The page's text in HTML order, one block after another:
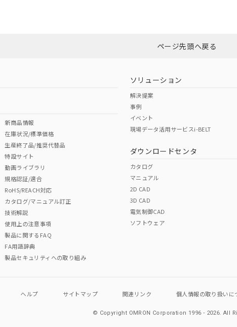
ダウンロードはこちら
Cr(VI)
であっても、流通在庫等で未対応品が混在する可能性があります。
しくは販売店へお問い合わせください。
ページ先頭へ戻る
新商品情報
在庫状況/標準価格
生産終了品/推奨代替品
特設サイト
動画ライブラリ
規格認証/適合
RoHS/REACH対応
カタログ/マニュアル訂正
技術解説
使用上の注意事項
製品に関するFAQ
FA用語辞典
製品セキュリティへの取り組み
ソリューション
解決提案
事例
イベント
現場データ活用サービスi-BELT
ダウンロードセンタ
カタログ
マニュアル
2D CAD
3D CAD
電気制御CAD
ソフトウェア
ヘルプ サイトマップ 関連リンク 個人情報の取り扱いに
© Copyright OMRON Corporation 1996 - 2026.All